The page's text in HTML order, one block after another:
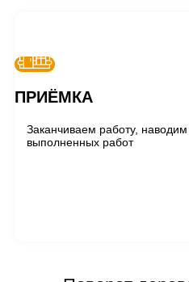
ПРИЁМКА
Заканчиваем работу,
выполненных работ